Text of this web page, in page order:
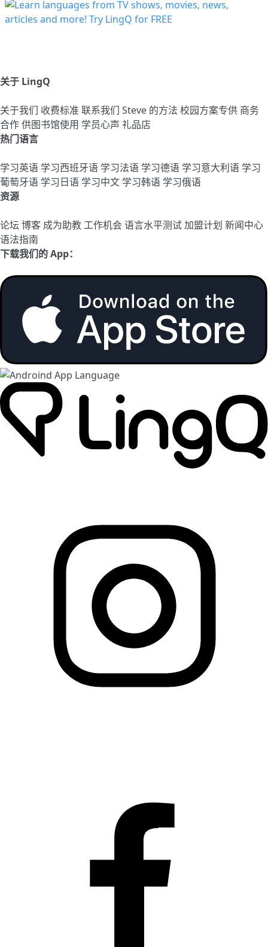
关于 LingQ
关于我们 收费标准 联系我们 Steve 的方法 校园方案专供 商务
合作供图书馆使用 学员心声 礼品店
热门语言
学习英语 学习西班牙语 学习法语 学习德语 学习意大利语 学习
葡萄牙语 学习日语 学习中文 学习韩语 学习俄语
资源
论坛 博客 成为助教工作机会语言水平测试加盟计划 新闻中心
语法指南
下载我们的 App：